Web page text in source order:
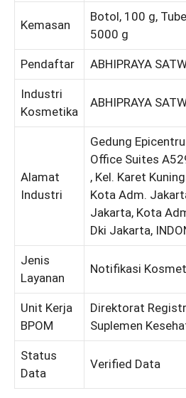
Kemasan
Botol, 100 g,
5000 g
Pendaftar ABHIPRAYA
Industri
Kosmetika
ABHIPRAYA
Alamat
Industri
Gedung
Office Suites
, Kel. Karet
Kota Adm.
Jakarta, Kota
Dki Jakarta,
Jenis
Layanan
Notifikasi
Unit Kerja
BPOM
Direktorat
Suplemen
Status
Data
Verified Data